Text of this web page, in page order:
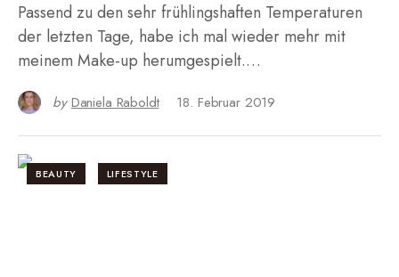
Passend zu den sehr frühlingshaften Temperaturen
der letzten Tage, habe ich mal wieder mehr mit
meinem Make-up herumgespielt.…
by Daniela Raboldt 18. Februar 2019
BEAUTY LIFESTYLE